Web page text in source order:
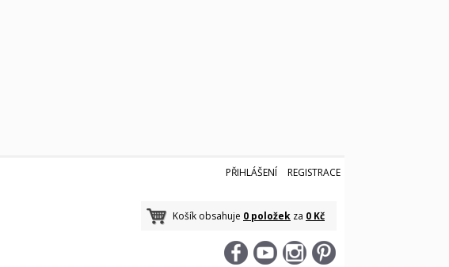
PŘIHLÁŠENÍ REGISTRACE
Košík obsahuje 0 položek za 0 Kč